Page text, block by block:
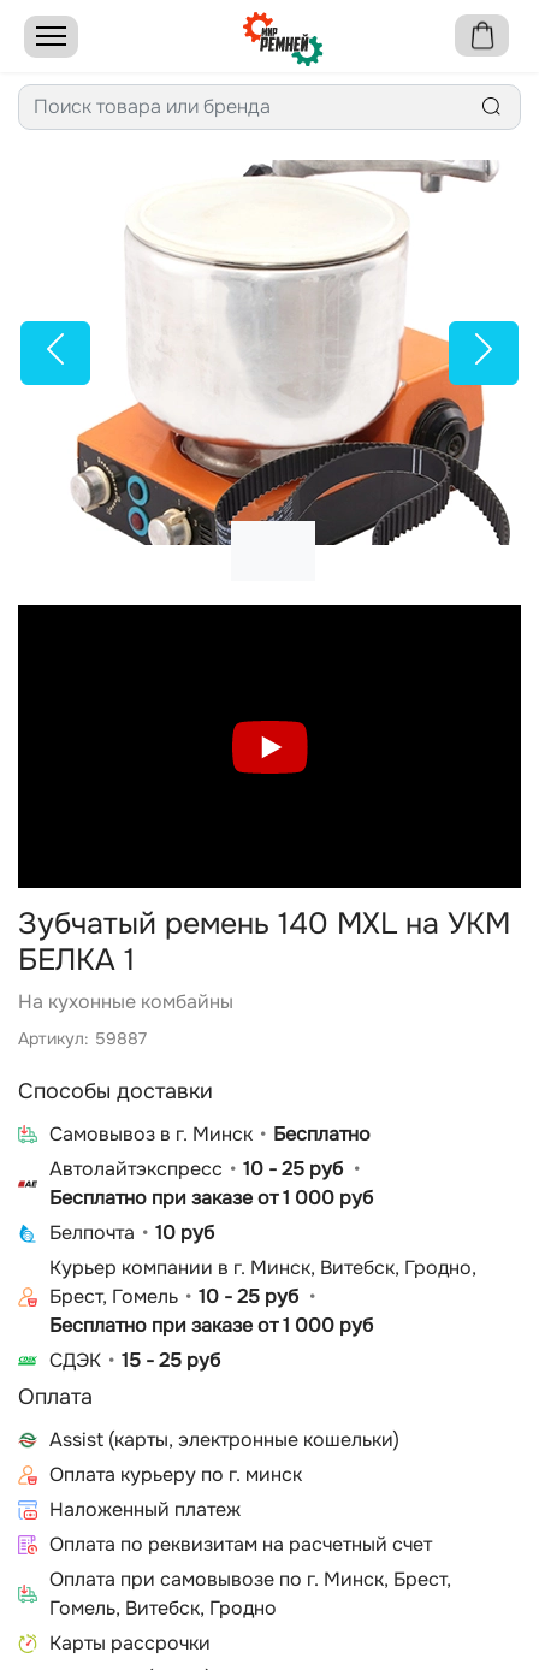
Зубчатый ремень 140 MXL на УКМ
БЕЛКА 1
На кухонные комбайны
Артикул: 59887
Способы доставки
Cамовывоз в г. Минск
Бесплатно
Автолайтэкспресс
10 - 25 руб
Бесплатно при заказе от 1 000 руб
Белпочта
10 руб
Курьер компании в г. Минск, Витебск, Гродно,
Брест, Гомель
10 - 25 руб
Бесплатно при заказе от 1 000 руб
СДЭК
15 - 25 руб
Оплата
Assist (карты, электронные кошельки)
Оплата курьеру по г. минск
Наложенный платеж
Оплата по реквизитам на расчетный счет
Оплата при самовывозе по г. Минск, Брест,
Гомель, Витебск, Гродно
Карты рассрочки